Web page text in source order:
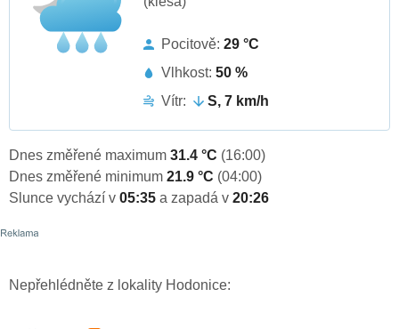
Pocitově: 29 °C
Vlhkost: 50 %
Vítr:
S, 7 km/h
Dnes změřené maximum 31.4 °C (16:00)
Dnes změřené minimum 21.9 °C (04:00)
Slunce vychází v 05:35 a zapadá v 20:26
Nepřehlédněte z lokality Hodonice: